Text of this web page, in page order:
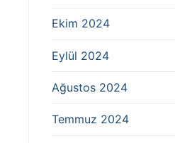
Ekim 2024
Eylül 2024
Ağustos 2024
Temmuz 2024